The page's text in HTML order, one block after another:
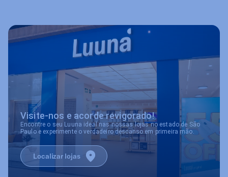
Visite-nos e acorde revigorado!
Encontre o seu Luuna ideal nas nossas lojas no estado de São
Paulo e experimente o verdadeiro descanso em primeira mão.
Localizar lojas